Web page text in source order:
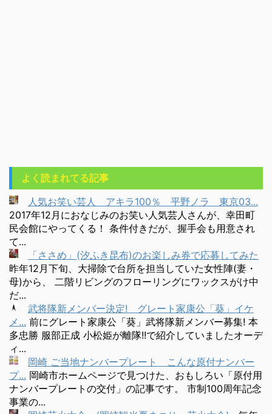
よく読まれてる記事
人気お笑い芸人 アキラ100％ 平野ノラ 東京03...
2017年12月におなじみのお笑い人気芸人さんが、幸田町
民会館にやってくる！ 条件付きだが、握手会も用意され
て...
「ささめ」(汐ふき昆布)のお楽しみ券で応募してみた
昨年12月下旬、大掃除で台所を担当していた女性陣(妻・
母)から、 二階リビングのフローリングにワックスがけ中
だ...
武将隊新メンバー決定! グレート家康公「葵」イケ
メ... 前にグレート家康公「葵」武将隊新メンバー募集! 本
多忠勝 服部正成 小松姫が離隊!!で紹介していましたオーデ
ィ...
岡崎 ご当地ナンバープレート こんな原付ナンバー
プ... 岡崎市ホームページで見つけた、おもしろい「原付用
ナンバープレートの交付」の記事です。 市制100周年記念
事業の...